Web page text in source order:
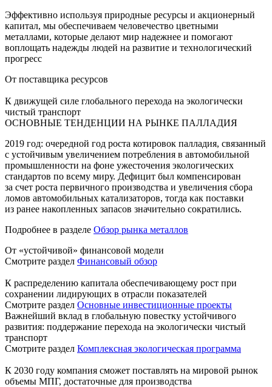
Эффективно используя природные ресурсы и акционерный
капитал, мы обеспечиваем человечество цветными
металлами, которые делают мир надежнее и помогают
воплощать надежды людей на развитие и технологический
прогресс
От поставщика ресурсов
К движущей силе глобального перехода на экологически
чистый транспорт
ОСНОВНЫЕ ТЕНДЕНЦИИ НА РЫНКЕ ПАЛЛАДИЯ
2019 год: очередной год роста котировок палладия, связанный
с устойчивым увеличением потребления в автомобильной
промышленности на фоне ужесточения экологических
стандартов по всему миру. Дефицит был компенсирован
за счет роста первичного производства и увеличения сбора
ломов автомобильных катализаторов, тогда как поставки
из ранее накопленных запасов значительно сократились.
Подробнее в разделе Обзор рынка металлов
От «устойчивой» финансовой модели
Смотрите раздел Финансовый обзор
К распределению капитала обеспечивающему рост при
сохранении лидирующих в отрасли показателей
Смотрите раздел Основные инвестиционные проекты
Важнейший вклад в глобальную повестку устойчивого
развития: поддержание перехода на экологически чистый
транспорт
Смотрите раздел Комплексная экологическая программа
К 2030 году компания сможет поставлять на мировой рынок
объемы МПГ, достаточные для производства